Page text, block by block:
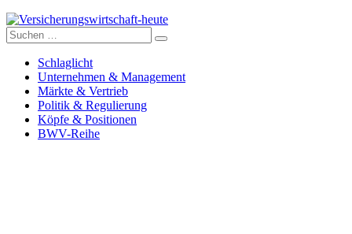
Versicherungswirtschaft-heute
Suche
nach:
Schlaglicht
Unternehmen & Management
Märkte & Vertrieb
Politik & Regulierung
Köpfe & Positionen
BWV-Reihe